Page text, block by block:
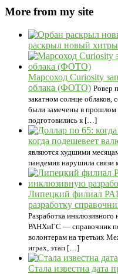
More from my site
раскрыл новый
Марсоход Curiosity
облака (ФОТО) Ровер
закатном солнце облаков,
были замечены в прошлом
подготовились к […]
когда подешевеет
являются худшими
пандемия нарушила
Липецкий филиал
разработку
Разработка инклюзивного
РАНХиГС — справочник
волонтерам на третьих
играх, этап […]
Стала известна дата